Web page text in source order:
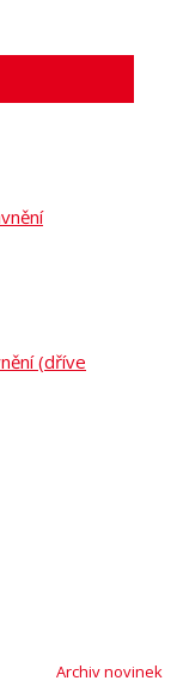
(dříve
Archiv novinek